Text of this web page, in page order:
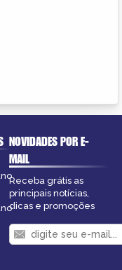
NOVIDADES POR E-
MAIL
Receba grátis as
principais notícias,
dicas e promoções